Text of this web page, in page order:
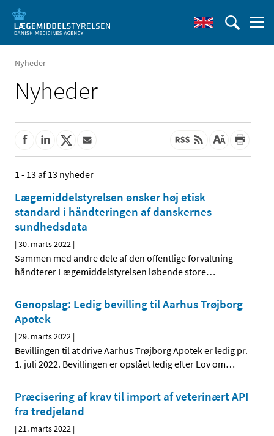
Nyheder
Nyheder
1 - 13 af 13 nyheder
Lægemiddelstyrelsen ønsker høj etisk
standard i håndteringen af danskernes
sundhedsdata
|30. marts 2022 |
Sammen med andre dele af den offentlige forvaltning
håndterer Lægemiddelstyrelsen løbende store…
Genopslag: Ledig bevilling til Aarhus Trøjborg
Apotek
|29. marts 2022 |
Bevillingen til at drive Aarhus Trøjborg Apotek er ledig pr.
1. juli 2022. Bevillingen er opslået ledig efter Lov om…
Præcisering af krav til import af veterinært API
fra tredjeland
|21. marts 2022 |